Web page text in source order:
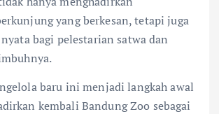
yang berkesan, tetapi juga
bagi pelestarian satwa dan
baru ini menjadi langkah awal
kembali Bandung Zoo sebagai